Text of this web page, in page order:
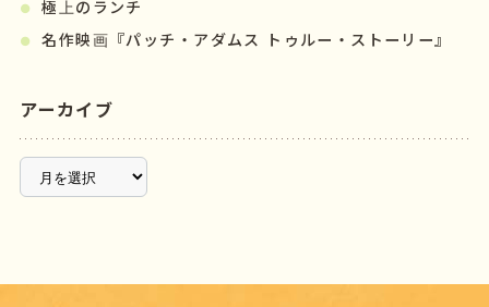
極上のランチ
名作映画『パッチ・アダムス トゥルー・ストーリー』
アーカイブ
ー